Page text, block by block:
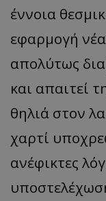
έννοια
εφαρμογή
απολύτως
και απαιτεί
θηλιά στον
χαρτί
ανέφικτες